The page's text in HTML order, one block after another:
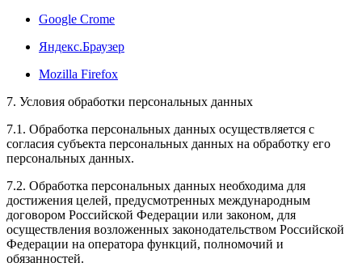
Google Crome
Яндекс.Браузер
Mozilla Firefox
7. Условия обработки персональных данных
7.1. Обработка персональных данных осуществляется с
согласия субъекта персональных данных на обработку его
персональных данных.
7.2. Обработка персональных данных необходима для
достижения целей, предусмотренных международным
договором Российской Федерации или законом, для
осуществления возложенных законодательством Российской
Федерации на оператора функций, полномочий и
обязанностей.